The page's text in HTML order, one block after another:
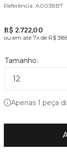
A0038BT
R$ 2.722,00
ou em até 7x de R$
12
Apenas 1 peça